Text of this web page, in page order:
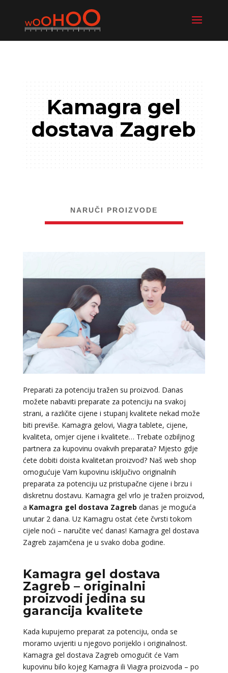
Kamagra gel
dostava Zagreb
NARUČI PROIZVODE
Preparati za potenciju tražen su proizvod. Danas
možete nabaviti preparate za potenciju na svakoj
strani, a različite cijene i stupanj kvalitete nekad može
biti previše. Kamagra gelovi, Viagra tablete, cijene,
kvaliteta, omjer cijene i kvalitete… Trebate ozbiljnog
partnera za kupovinu ovakvih preparata? Mjesto gdje
ćete dobiti doista kvalitetan proizvod? Naš web shop
omogućuje Vam kupovinu isključivo originalnih
preparata za potenciju uz pristupačne cijene i brzu i
diskretnu dostavu. Kamagra gel vrlo je tražen proizvod,
a Kamagra gel dostava Zagreb danas je moguća
unutar 2 dana. Uz Kamagru ostat ćete čvrsti tokom
cijele noći – naručite već danas! Kamagra gel dostava
Zagreb zajamčena je u svako doba godine.
Kamagra gel dostava
Zagreb – originalni
proizvodi jedina su
garancija kvalitete
Kada kupujemo preparat za potenciju, onda se
moramo uvjeriti u njegovo porijeklo i originalnost.
Kamagra gel dostava Zagreb omogućit će Vam
kupovinu bilo kojeg Kamagra ili Viagra proizvoda – po